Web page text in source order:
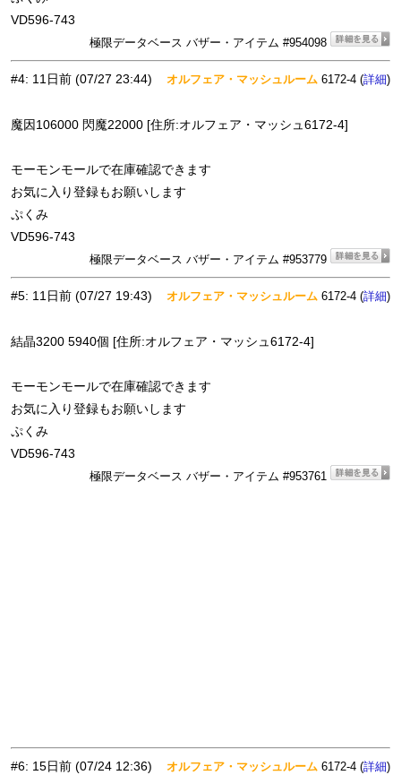
VD596-743
極限データベース バザー・アイテム #954098
#4: 11日前 (07/27 23:44) オルフェア・マッシュルーム 6172-4 (詳細)
魔因106000 閃魔22000 [住所:オルフェア・マッシュ6172-4]
モーモンモールで在庫確認できます
お気に入り登録もお願いします
ぷくみ
VD596-743
極限データベース バザー・アイテム #953779
#5: 11日前 (07/27 19:43) オルフェア・マッシュルーム 6172-4 (詳細)
結晶3200 5940個 [住所:オルフェア・マッシュ6172-4]
モーモンモールで在庫確認できます
お気に入り登録もお願いします
ぷくみ
VD596-743
極限データベース バザー・アイテム #953761
#6: 15日前 (07/24 12:36) オルフェア・マッシュルーム 6172-4 (詳細)